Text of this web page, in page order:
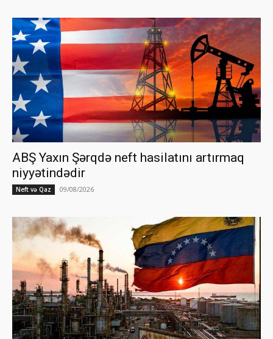
ABŞ Yaxın Şərqdə neft hasilatını artırmaq
niyyətindədir
Neft və Qaz 09/08/2026